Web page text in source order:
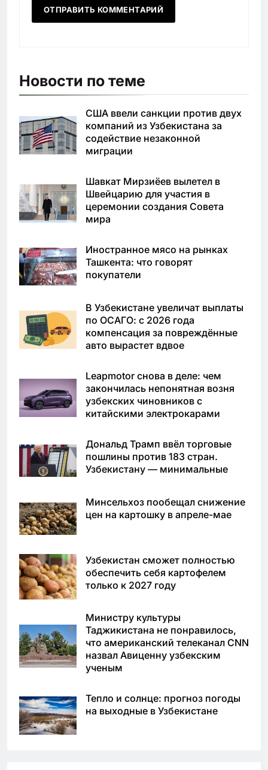
Новости по теме
США ввели санкции против двух
компаний из Узбекистана за
содействие незаконной
миграции
Шавкат Мирзиёев вылетел в
Швейцарию для участия в
церемонии создания Совета
мира
Иностранное мясо на рынках
Ташкента: что говорят
покупатели
В Узбекистане увеличат выплаты
по ОСАГО: с 2026 года
компенсация за повреждённые
авто вырастет вдвое
Leapmotor снова в деле: чем
закончилась непонятная возня
узбекских чиновников с
китайскими электрокарами
Дональд Трамп ввёл торговые
пошлины против 183 стран.
Узбекистану — минимальные
Минсельхоз пообещал снижение
цен на картошку в апреле-мае
Узбекистан сможет полностью
обеспечить себя картофелем
только к 2027 году
Министру культуры
Таджикистана не понравилось,
что американский телеканал CNN
назвал Авиценну узбекским
ученым
Тепло и солнце: прогноз погоды
на выходные в Узбекистане